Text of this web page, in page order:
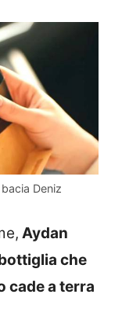
Deniz
Aydan
che
cade a terra